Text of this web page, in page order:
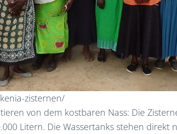
zisternen/
von dem kostbaren Nass: Die
Litern. Die Wassertanks stehen direkt